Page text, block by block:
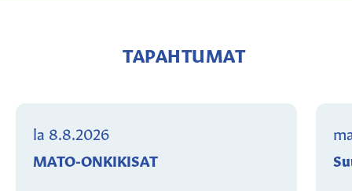
TAPAHTUMAT
la 8.8.2026
MATO-ONKIKISAT